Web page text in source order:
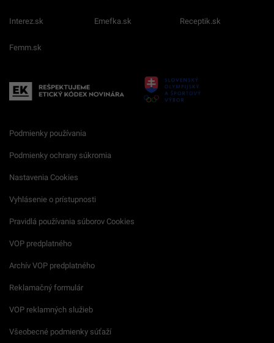
Interez.sk Emefka.sk Receptik.sk
Femm.sk
Podmienky používania
Podmienky ochrany súkromia
Nastavenia Cookies
Vyhlásenie o prístupnosti
Pravidlá používania súborov Cookies
VOP predplatného
Archív VOP predplatného
Reklamačný formulár
VOP reklamných služieb
Všeobecné podmienky súťaží